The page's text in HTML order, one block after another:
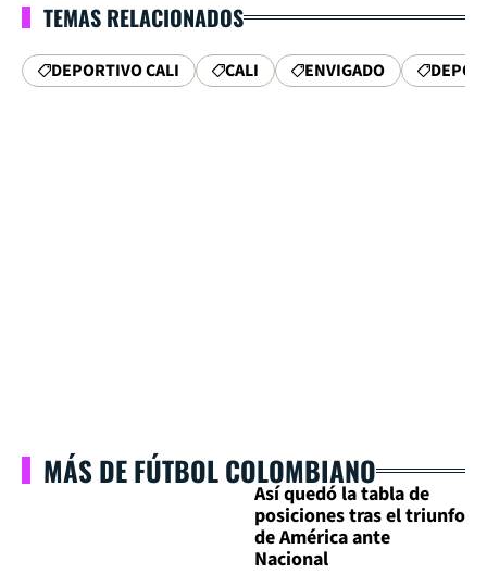
TEMAS RELACIONADOS
DEPORTIVO CALI CALI ENVIGADO
MÁS DE FÚTBOL COLOMBIANO
Así quedó la tabla de
posiciones tras el triunfo
de América ante
Nacional